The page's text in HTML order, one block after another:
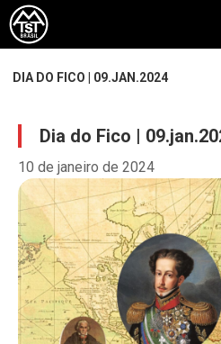
DIA DO FICO | 09.JAN.2024
Dia do Fico |
10 de janeiro de 2024